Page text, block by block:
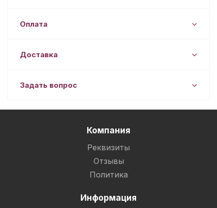
Оплата
Доставка
Задать вопрос
Компания
Реквизиты
Отзывы
Политика
Информация